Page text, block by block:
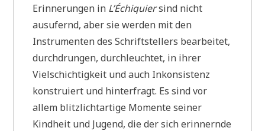
Erinnerungen in L’Échiquiersind nicht
ausufernd, aber sie werden mit den
Instrumenten des Schriftstellers bearbeitet,
durchdrungen, durchleuchtet, in ihrer
Vielschichtigkeit und auch Inkonsistenz
konstruiert und hinterfragt. Es sind vor
allem blitzlichtartige Momente seiner
Kindheit und Jugend, die der sich erinnernde